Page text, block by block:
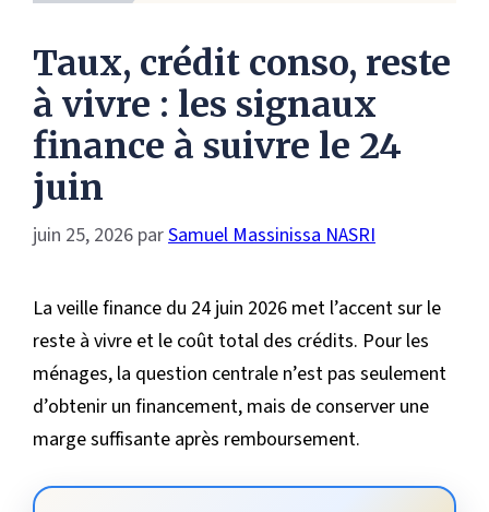
Taux, crédit conso, reste
à vivre : les signaux
finance à suivre le 24
juin
juin 25, 2026 parSamuel Massinissa NASRI
La veille finance du 24 juin 2026 met l’accent sur le
reste à vivre et le coût total des crédits. Pour les
ménages, la question centrale n’est pas seulement
d’obtenir un financement, mais de conserver une
marge suffisante après remboursement.